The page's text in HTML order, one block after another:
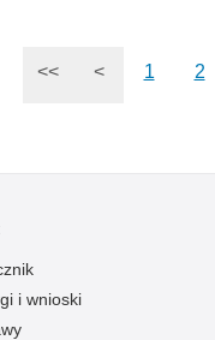
<< < 1 2
i wnioski